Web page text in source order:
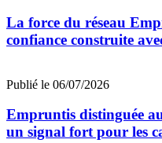
La force du réseau
confiance construite
Publié le 06/07/2026
Empruntis distinguée
un signal fort pour les